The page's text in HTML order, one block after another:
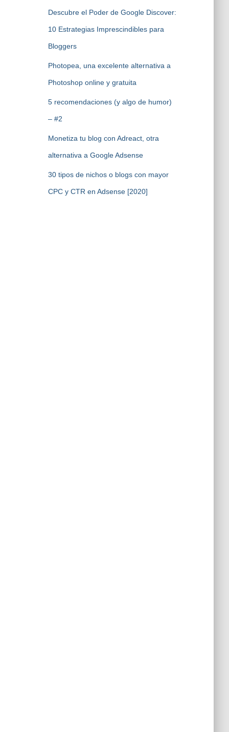
Descubre el Poder de Google Discover:
10 Estrategias Imprescindibles para
Bloggers
Photopea, una excelente alternativa a
Photoshop online y gratuita
5 recomendaciones (y algo de humor)
– #2
Monetiza tu blog con Adreact, otra
alternativa a Google Adsense
30 tipos de nichos o blogs con mayor
CPC y CTR en Adsense [2020]